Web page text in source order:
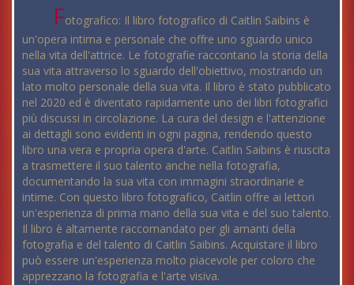
Fotografico: Il libro fotografico di Caitlin Saibins è
un'opera intima e personale che offre uno sguardo unico
nella vita dell'attrice. Le fotografie raccontano la storia della
sua vita attraverso lo sguardo dell'obiettivo, mostrando un
lato molto personale della sua vita. Il libro è stato pubblicato
nel 2020 ed è diventato rapidamente uno dei libri fotografici
più discussi in circolazione. La cura del design e l'attenzione
ai dettagli sono evidenti in ogni pagina, rendendo questo
libro una vera e propria opera d'arte. Caitlin Saibins è riuscita
a trasmettere il suo talento anche nella fotografia,
documentando la sua vita con immagini straordinarie e
intime. Con questo libro fotografico, Caitlin offre ai lettori
un'esperienza di prima mano della sua vita e del suo talento.
Il libro è altamente raccomandato per gli amanti della
fotografia e del talento di Caitlin Saibins. Acquistare il libro
può essere un'esperienza molto piacevole per coloro che
apprezzano la fotografia e l'arte visiva.